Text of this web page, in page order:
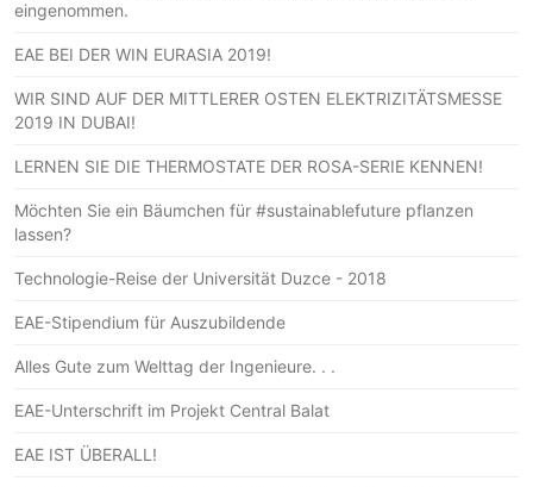
eingenommen.
EAE BEI DER WIN EURASIA 2019!
WIR SIND AUF DER MITTLERER OSTEN ELEKTRIZITÄTSMESSE
2019 IN DUBAI!
LERNEN SIE DIE THERMOSTATE DER ROSA-SERIE KENNEN!
Möchten Sie ein Bäumchen für #sustainablefuture pflanzen
lassen?
Technologie-Reise der Universität Duzce - 2018
EAE-Stipendium für Auszubildende
Alles Gute zum Welttag der Ingenieure. . .
EAE-Unterschrift im Projekt Central Balat
EAE IST ÜBERALL!